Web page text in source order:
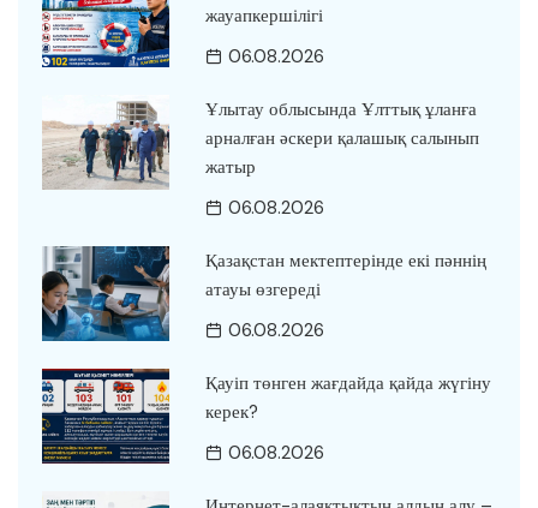
жауапкершілігі
06.08.2026
Ұлытау облысында Ұлттық ұланға
арналған әскери қалашық салынып
жатыр
06.08.2026
Қазақстан мектептерінде екі пәннің
атауы өзгереді
06.08.2026
Қауіп төнген жағдайда қайда жүгіну
керек?
06.08.2026